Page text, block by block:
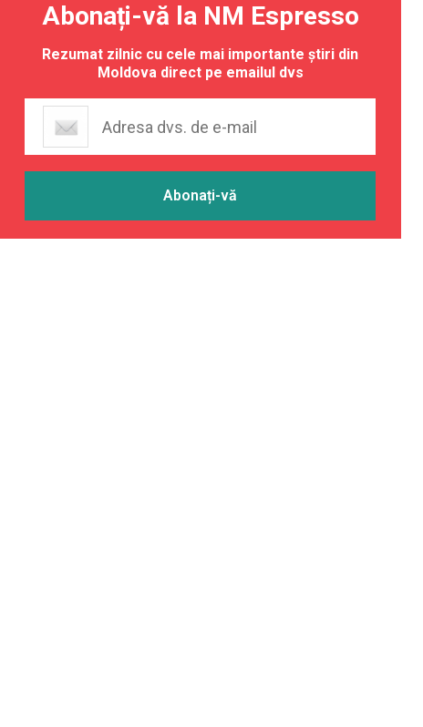
Abonați-vă la NM Espresso
Rezumat zilnic cu cele mai importante știri din
Moldova direct pe emailul dvs